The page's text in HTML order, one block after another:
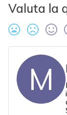
Valuta la
M